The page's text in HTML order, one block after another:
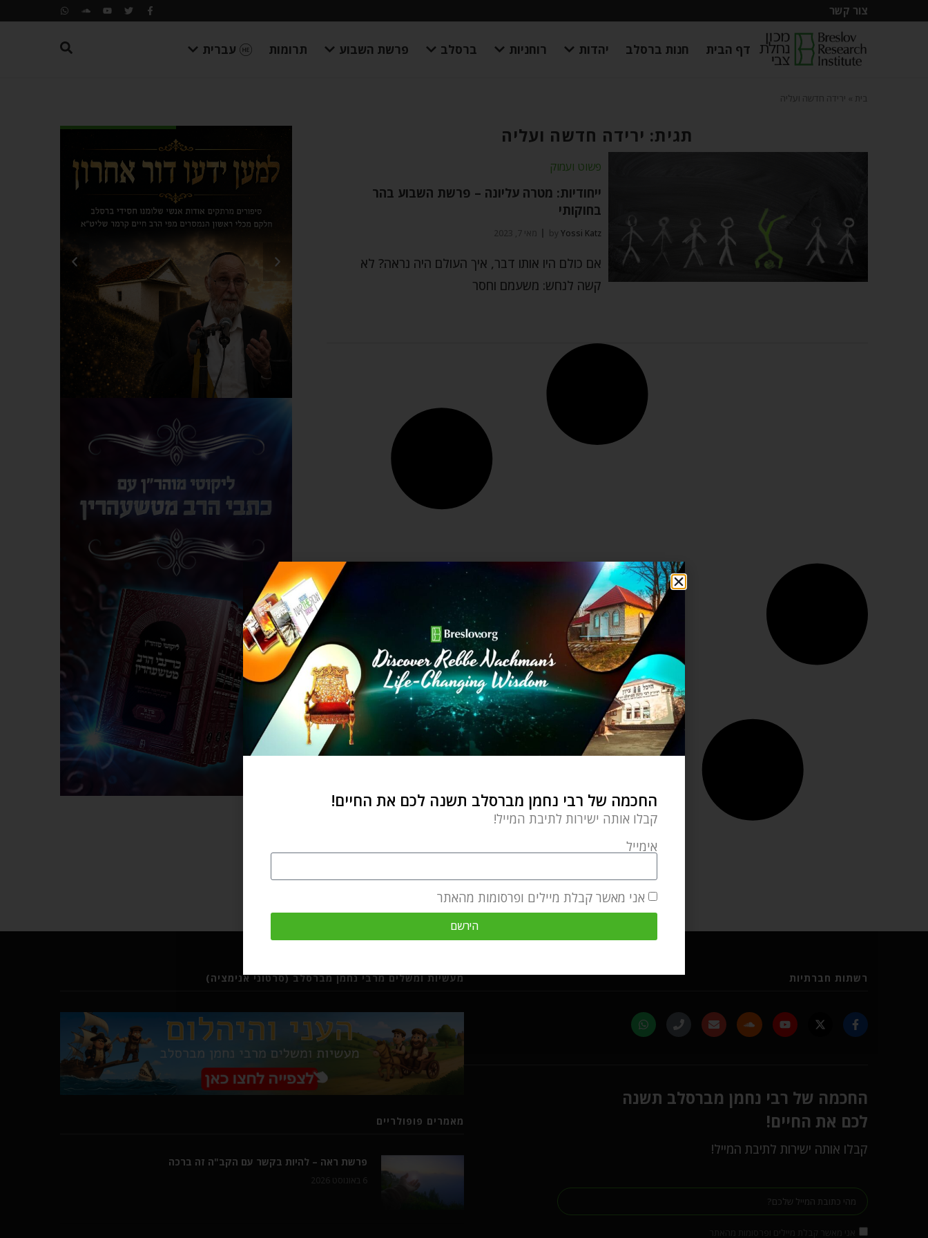
צור קשר
דף הבית חנות ברסלב יהדות רוחניות ברסלב פרשת השבוע תרומות עברית
בית ירידה חדשה ועליה
תגית: ירידה חדשה ועליה
פשוט ועמוק
ייחודיות: מטרה עליונה – פרשת השבוע בהר
בחוקותי
by Yossi Katz מאי 7, 2023
אם כולם היו אותו דבר, איך העולם היה נראה? לא
קשה לנחש: משעמם וחסר
רשתות חברתיות
החכמה של רבי נחמן מברסלב תשנה
לכם את החיים!
קבלו אותה ישירות לתיבת המייל!
מעשיות ומשלים מרבי נחמן מברסלב (סרטוני אנימציה)
מאמרים פופולריים
פרשת ראה – להיות בקשר עם הקב"ה זה ברכה
החכמה של רבי נחמן מברסלב תשנה לכם את החיים!
קבלו אותה ישירות לתיבת המייל!
אימייל
אני מאשר קבלת מיילים ופרסומות מהאתר
הירשם